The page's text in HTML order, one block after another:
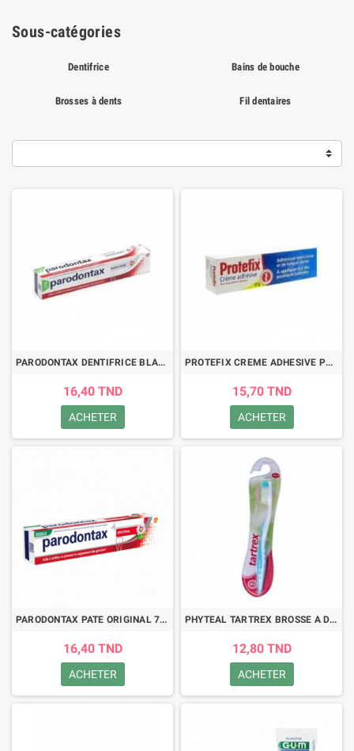
Sous-catégories
Dentifrice Bains de bouche
Brosses à dents Fil dentaires
PARODONTAX DENTIFRICE BLANCHEUR 75ML
16,40 TND
ACHETER
PROTEFIX CREME ADHESIVE POUR PROTHESE 47G
15,70 TND
ACHETER
PARODONTAX PATE ORIGINAL 75ML
16,40 TND
ACHETER
PHYTEAL TARTREX BROSSE A DENTS ULTRA-SOUPLE
12,80 TND
ACHETER